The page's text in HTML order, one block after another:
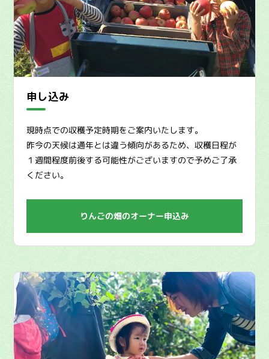
申し込み
現時点での収穫予定時期をご案内いたします。
昨今の天候は通年とは違う傾向があるため、収穫日程が
１週間程度前後する可能性がございますので予めご了承
ください。
りんごの畑のオーナー申込み